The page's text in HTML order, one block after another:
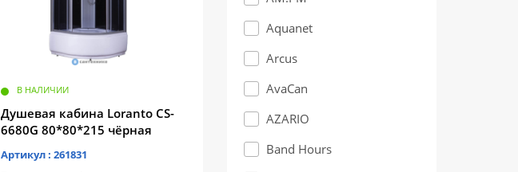
Aquanet
Arcus
AvaCan
AZARIO
Band Hours
В НАЛИЧИИ
Душевая кабина Loranto CS-
6680G 80*80*215 чёрная
Артикул : 261831